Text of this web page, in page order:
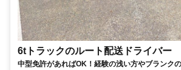
6tトラックのルート配送ドライバー
中型免許があればOK！経験の浅い方やブランク